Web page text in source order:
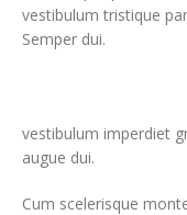
vestibulum tristique
Semper dui.
vestibulum imperdiet
augue dui.
Cum scelerisque